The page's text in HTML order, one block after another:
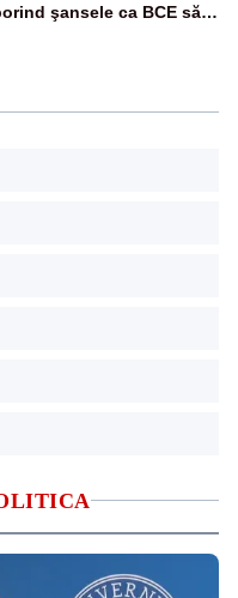
şansele ca BCE să